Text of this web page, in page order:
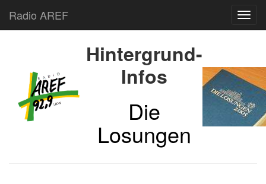
Radio AREF
Hintergrund-
Infos
Die
Losungen